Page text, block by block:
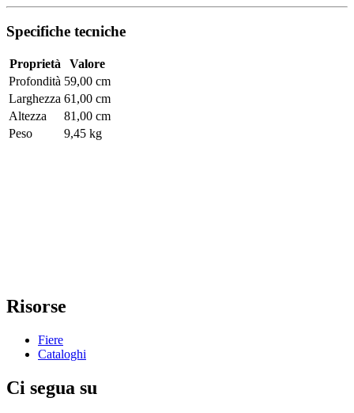
Specifiche tecniche
Proprietà
Valore
Profondità 59,00 cm
Larghezza 61,00 cm
Altezza
81,00 cm
Peso
9,45 kg
Risorse
Fiere
Cataloghi
Ci segua su